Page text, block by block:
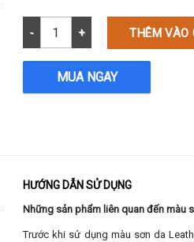
Màu sơn da thuộc phục hồi ghế
THÊM VÀO
MUA NGAY
HƯỚNG DẪN SỬ DỤNG
Những sản phẩm liên quan đến màu
Trước khi sử dụng màu sơn da